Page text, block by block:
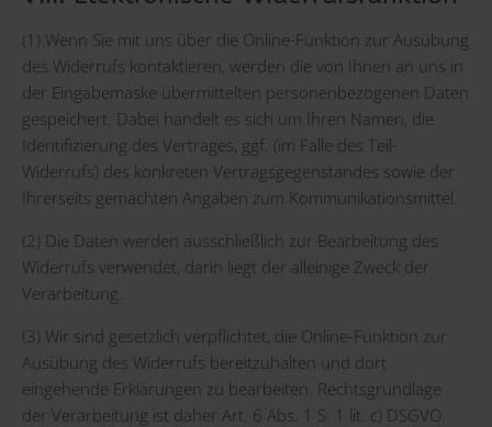
(1) Wenn Sie mit uns über die Online-Funktion zur Ausübung
des Widerrufs kontaktieren, werden die von Ihnen an uns in
der Eingabemaske übermittelten personenbezogenen Daten
gespeichert. Dabei handelt es sich um Ihren Namen, die
Identifizierung des Vertrages, ggf. (im Falle des Teil-
Widerrufs) des konkreten Vertragsgegenstandes sowie der
Ihrerseits gemachten Angaben zum Kommunikationsmittel.
(2) Die Daten werden ausschließlich zur Bearbeitung des
Widerrufs verwendet, darin liegt der alleinige Zweck der
Verarbeitung.
(3) Wir sind gesetzlich verpflichtet, die Online-Funktion zur
Ausübung des Widerrufs bereitzuhalten und dort
eingehende Erklärungen zu bearbeiten. Rechtsgrundlage
der Verarbeitung ist daher Art. 6 Abs. 1 S. 1 lit. c) DSGVO.